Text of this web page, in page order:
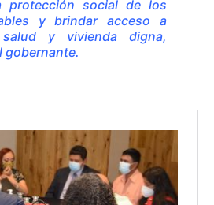
protección social de los
y brindar acceso a
salud y vivienda digna,
gobernante.